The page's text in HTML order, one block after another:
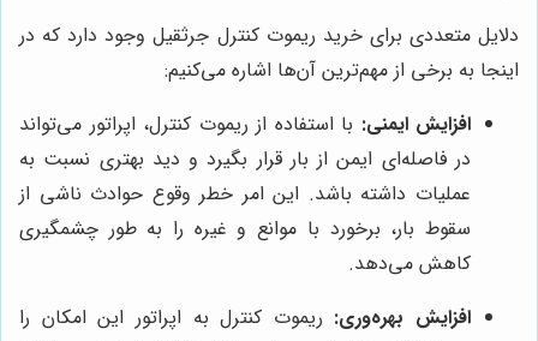
دلایل متعددی برای خرید ریموت کنترل جرثقیل وجود دارد که در
اینجا به برخی از مهم‌ترین آن‌ها اشاره می‌کنیم:
افزایش ایمنی: با استفاده از ریموت کنترل، اپراتور می‌تواند
در فاصله‌ای ایمن از بار قرار بگیرد و دید بهتری نسبت به
عملیات داشته باشد. این امر خطر وقوع حوادث ناشی از
سقوط بار، برخورد با موانع و غیره را به طور چشمگیری
کاهش می‌دهد.
افزایش بهره‌وری: ریموت کنترل به اپراتور این امکان را